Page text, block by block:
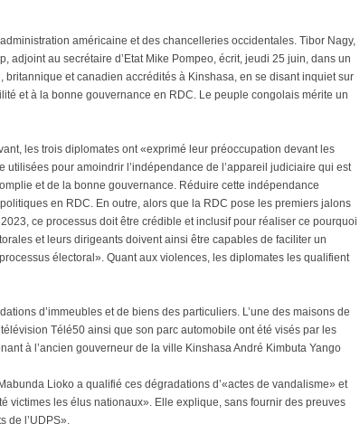
américaine et des chancelleries occidentales. Tibor Nagy,
adjoint au secrétaire d’Etat Mike Pompeo, écrit, jeudi 25 juin, dans un
britannique et canadien accrédités à Kinshasa, en se disant inquiet sur
et à la bonne gouvernance en RDC. Le peuple congolais mérite un
les trois diplomates ont «exprimé leur préoccupation devant les
pour amoindrir l’indépendance de l’appareil judiciaire qui est
et de la bonne gouvernance. Réduire cette indépendance
en RDC. En outre, alors que la RDC pose les premiers jalons
ce processus doit être crédible et inclusif pour réaliser ce pourquoi
et leurs dirigeants doivent ainsi être capables de faciliter un
électoral». Quant aux violences, les diplomates les qualifient
d’immeubles et de biens des particuliers. L’une des maisons de
Télé50 ainsi que son parc automobile ont été visés par les
à l’ancien gouverneur de la ville Kinshasa André Kimbuta Yango
Lioko a qualifié ces dégradations d’«actes de vandalisme» et
victimes les élus nationaux». Elle explique, sans fournir des preuves
de l’UDPS».